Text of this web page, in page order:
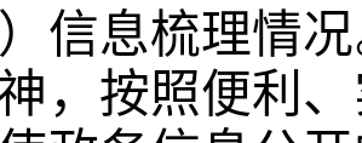
）信息梳理情
，按照便利